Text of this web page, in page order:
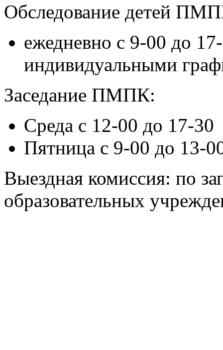
Обследование детей
ежедневно с 9-00 до
индивидуальными
Заседание ПМПК:
Среда с 12-00 до 17-30
Пятница с 9-00 до 13-
Выездная комиссия: по
образовательных